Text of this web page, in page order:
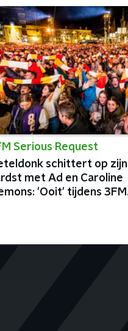
Serious Request
schittert op zijn
met Ad en Caroline
'Ooit' tijdens 3FM